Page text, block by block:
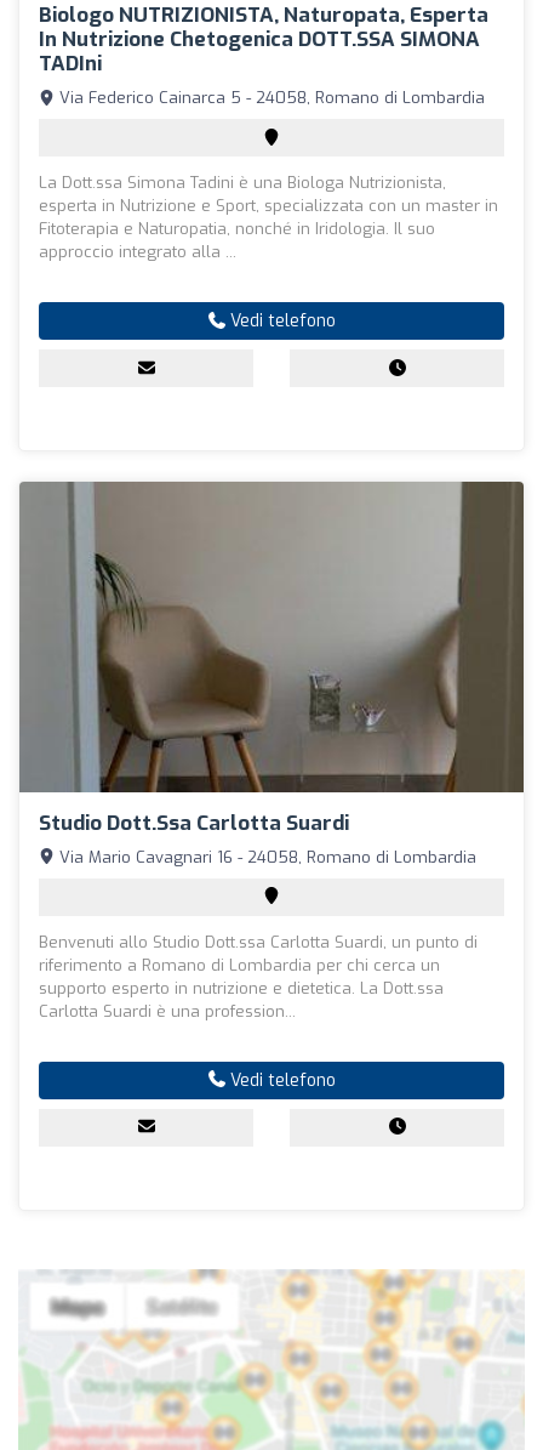
Biologo NUTRIZIONISTA, Naturopata, Esperta
In Nutrizione Chetogenica DOTT.SSA SIMONA
TADIni
Via Federico Cainarca 5 - 24058, Romano di Lombardia
La Dott.ssa Simona Tadini è una Biologa Nutrizionista,
esperta in Nutrizione e Sport, specializzata con un master in
Fitoterapia e Naturopatia, nonché in Iridologia. Il suo
approccio integrato alla ...
Vedi telefono
Studio Dott.ssa Carlotta Suardi
Via Mario Cavagnari 16 - 24058, Romano di Lombardia
Benvenuti allo Studio Dott.ssa Carlotta Suardi, un punto di
riferimento a Romano di Lombardia per chi cerca un
supporto esperto in nutrizione e dietetica. La Dott.ssa
Carlotta Suardi è una profession...
Vedi telefono